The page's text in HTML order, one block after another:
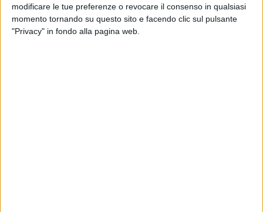
modificare le tue preferenze o revocare il consenso in qualsiasi
momento tornando su questo sito e facendo clic sul pulsante
"Privacy" in fondo alla pagina web.